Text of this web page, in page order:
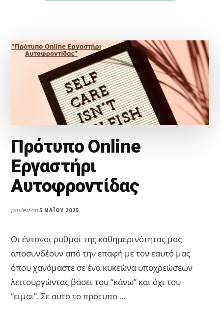
Πρότυπο Online
Εργαστήρι
Αυτοφροντίδας
posted on5 ΜΑΪ́ΟΥ 2025
Οι έντονοι ρυθμοί της καθημερινότητας μας
αποσυνδέουν από την επαφή με τον εαυτό μας
όπου χανόμαστε σε ένα κυκεώνα υποχρεώσεων
λειτουργώντας βάσει του “κάνω” και όχι του
“είμαι”. Σε αυτό το πρότυπο …